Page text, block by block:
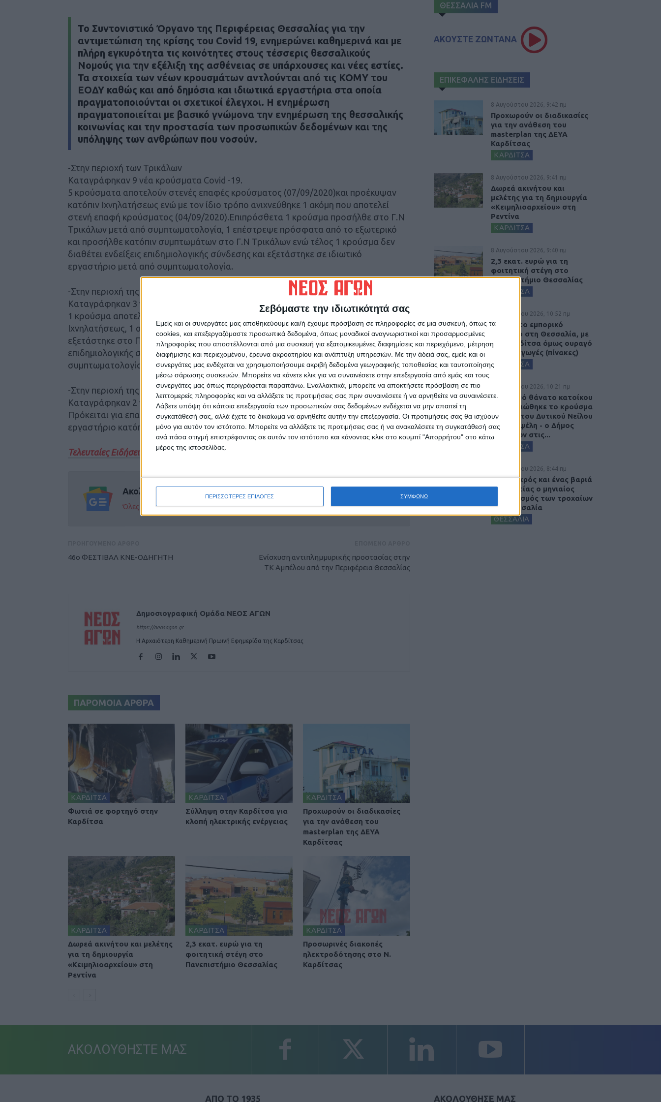
Σεβόμαστε την ιδιωτικότητά σας
Εμείς και οι συνεργάτες μας αποθηκεύουμε και/ή έχουμε πρόσβαση σε πληροφορίες σε μια συσκευή, όπως τα
cookies, και επεξεργαζόμαστε προσωπικά δεδομένα, όπως μοναδικοί αναγνωριστικοί και προσαρμοσμένες
πληροφορίες που αποστέλλονται από μια συσκευή για εξατομικευμένες διαφημίσεις και περιεχόμενο, μέτρηση
διαφήμισης και περιεχομένου, έρευνα ακροατηρίου και ανάπτυξη υπηρεσιών. Με την άδειά σας, εμείς και οι
συνεργάτες μας ενδέχεται να χρησιμοποιήσουμε ακριβή δεδομένα γεωγραφικής τοποθεσίας και ταυτοποίησης
μέσω σάρωσης συσκευών. Μπορείτε να κάνετε κλικ για να συναινέσετε στην επεξεργασία από εμάς και τους
συνεργάτες μας όπως περιγράφεται παραπάνω. Εναλλακτικά, μπορείτε να αποκτήσετε πρόσβαση σε πιο
λεπτομερείς πληροφορίες και να αλλάξετε τις προτιμήσεις σας πριν συναινέσετε ή να αρνηθείτε να συναινέσετε.
Λάβετε υπόψη ότι κάποια επεξεργασία των προσωπικών σας δεδομένων ενδέχεται να μην απαιτεί τη
συγκατάθεσή σας, αλλά έχετε το δικαίωμα να αρνηθείτε αυτήν την επεξεργασία. Οι προτιμήσεις σας θα ισχύουν
μόνο για αυτόν τον ιστότοπο. Μπορείτε να αλλάξετε τις προτιμήσεις σας ή να ανακαλέσετε τη συγκατάθεσή σας
ανά πάσα στιγμή επιστρέφοντας σε αυτόν τον ιστότοπο και κάνοντας κλικ στο κουμπί "Απορρήτου" στο κάτω
μέρος της ιστοσελίδας.
ΠΕΡΙΣΣΟΤΕΡΕΣ ΕΠΙΛΟΓΕΣ ΣΥΜΦΩΝΩ
Το Συντονιστικό Όργανο της Περιφέρειας Θεσσαλίας για την
αντιμετώπιση της κρίσης του Covid 19, ενημερώνει καθημερινά και με
πλήρη εγκυρότητα τις κοινότητες στους τέσσερις θεσσαλικούς
Νομούς για την εξέλιξη της ασθένειας σε υπάρχουσες και νέες εστίες.
Τα στοιχεία των νέων κρουσμάτων αντλούνται από τις ΚΟΜΥ του
ΕΟΔΥ καθώς και από δημόσια και ιδιωτικά εργαστήρια στα οποία
πραγματοποιούνται οι σχετικοί έλεγχοι. Η ενημέρωση
πραγματοποιείται με βασικό γνώμονα την ενημέρωση της θεσσαλικής
κοινωνίας και την προστασία των προσωπικών δεδομένων και της
υπόληψης των ανθρώπων που νοσούν.
-Στην περιοχή των Τρικάλων
Καταγράφηκαν 9 νέα κρούσματα Covid -19.
5 κρούσματα αποτελούν στενές επαφές κρούσματος (07/09/2020)και προέκυψαν
κατόπιν Ιχνηλατήσεως ενώ με τον ίδιο τρόπο ανιχνεύθηκε 1 ακόμη που αποτελεί
στενή επαφή κρούσματος (04/09/2020).Επιπρόσθετα 1 κρούσμα προσήλθε στο Γ.Ν
Τρικάλων μετά από συμπτωματολογία, 1 επέστρεψε πρόσφατα από το εξωτερικό
και προσήλθε κατόπιν συμπτωμάτων στο Γ.Ν Τρικάλων ενώ τέλος 1 κρούσμα δεν
διαθέτει ενδείξεις επιδημιολογικής σύνδεσης και εξετάστηκε σε ιδιωτικό
εργαστήριο μετά από συμπτωματολογία.
-Στην περιοχή της Λάρισας
Καταγράφηκαν 3 νέα κρούσματα Covid -19.
1 κρούσμα αποτελεί στενή επαφή κρούσματος (06/09/2020) και προέκυψε κατόπιν
Ιχνηλατήσεως, 1 ακόμη αποτελεί στενή επαφή κρούσματος (07/09/2020) και
εξετάστηκε στο Π.Γ.Ν Λάρισας ενώ τέλος 1 κρούσμα δεν διαθέτει ενδείξεις
επιδημιολογικής σύνδεσης και εξετάστηκε σε ιδιωτικό εργαστήριο μετά από
συμπτωματολογία.
-Στην περιοχή της Καρδίτσας
Καταγράφηκαν 2 νέα κρούσματα Covid -19.
Πρόκειται για επαφές κρούσματος (03/09/2020) οι οποίες εξετάστηκαν σε ιδιωτικό
εργαστήριο κατόπιν συμπτωματολογίας.
Τελευταίες Ειδήσεις Σήμερα
Ακολούθησε την εφημερίδα ΝΕΟΣ ΑΓΩΝ στο Google News!
Όλες οι εξελίξεις στην περιοχή της Καρδίτσας και ευρύτερα της Θεσσαλίας
46ο ΦΕΣΤΙΒΑΛ ΚΝΕ-ΟΔΗΓΗΤΗ
Ενίσχυση αντιπλημμυρικής προστασίας στην
ΤΚ Αμπέλου από την Περιφέρεια Θεσσαλίας
Δημοσιογραφική Ομάδα ΝΕΟΣ ΑΓΩΝ
https://neosagon.gr
Η Αρχαιότερη Καθημερινή Πρωινή Εφημερίδα της Καρδίτσας
ΠΑΡΟΜΟΙΑ ΑΡΘΡΑ
ΚΑΡΔΙΤΣΑ
Φωτιά σε φορτηγό στην
Καρδίτσα
ΚΑΡΔΙΤΣΑ
Σύλληψη στην Καρδίτσα για
κλοπή ηλεκτρικής ενέργειας
ΚΑΡΔΙΤΣΑ
Προχωρούν οι διαδικασίες
για την ανάθεση του
masterplan της ΔΕΥΑ
Καρδίτσας
ΚΑΡΔΙΤΣΑ
Δωρεά ακινήτου και μελέτης
για τη δημιουργία
«Κειμηλιοαρχείου» στη
Ρεντίνα
ΚΑΡΔΙΤΣΑ
2,3 εκατ. ευρώ για τη
φοιτητική στέγη στο
Πανεπιστήμιο Θεσσαλίας
ΚΑΡΔΙΤΣΑ
Προσωρινές διακοπές
ηλεκτροδότησης στο Ν.
Καρδίτσας
ΘΕΣΣΑΛΙΑ FM
ΑΚΟΥΣΤΕ ΖΩΝΤΑΝΑ
ΕΠΙΚΕΦΑΛΗΣ ΕΙΔΗΣΕΙΣ
8 Αυγούστου 2026, 9:42 πμ
Προχωρούν οι διαδικασίες
για την ανάθεση του
masterplan της ΔΕΥΑ
Καρδίτσας
ΚΑΡΔΙΤΣΑ
8 Αυγούστου 2026, 9:41 πμ
Δωρεά ακινήτου και
μελέτης για τη δημιουργία
«Κειμηλιοαρχείου» στη
Ρεντίνα
ΚΑΡΔΙΤΣΑ
8 Αυγούστου 2026, 9:40 πμ
2,3 εκατ. ευρώ για τη
φοιτητική στέγη στο
Πανεπιστήμιο Θεσσαλίας
ΚΑΡΔΙΤΣΑ
7 Αυγούστου 2026, 10:52 πμ
Θετικό το εμπορικό
ισοζύγιο στη Θεσσαλία, με
την Καρδίτσα όμως ουραγό
στις εξαγωγές (πίνακες)
ΚΑΡΔΙΤΣΑ
7 Αυγούστου 2026, 10:21 πμ
Μετά από θάνατο κατοίκου
επιβεβαιώθηκε το κρούσμα
του ιού του Δυτικού Νείλου
στην Κυψέλη - ο Δήμος
Σοφάδων στις...
ΚΑΡΔΙΤΣΑ
7 Αυγούστου 2026, 8:44 πμ
Ένας νεκρός και ένας βαριά
τραυματίας ο μηνιαίος
απολογισμός των τροχαίων
στη Θεσσαλία
ΘΕΣΣΑΛΙΑ
ΑΚΟΛΟΥΘΗΣΤΕ ΜΑΣ
ΑΠΟ ΤΟ 1935 ΑΚΟΛΟΥΘΗΣΕ ΜΑΣ